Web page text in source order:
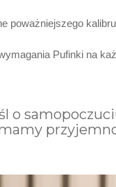
poważniejszego
Pufinki na
o